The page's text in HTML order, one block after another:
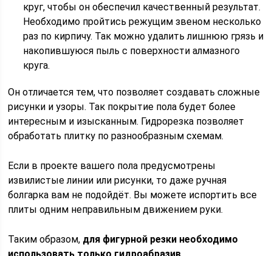
круг, чтобы он обеспечил качественный результат.
Необходимо пройтись режущим звеном несколько
раз по кирпичу. Так можно удалить лишнюю грязь и
накопившуюся пыль с поверхности алмазного
круга.
Он отличается тем, что позволяет создавать сложные
рисунки и узоры. Так покрытие пола будет более
интересным и изысканным. Гидрорезка позволяет
обработать плитку по разнообразным схемам.
Если в проекте вашего пола предусмотрены
извилистые линии или рисунки, то даже ручная
болгарка вам не подойдёт. Вы можете испортить все
плиты одним неправильным движением руки.
Таким образом, для фигурной резки необходимо